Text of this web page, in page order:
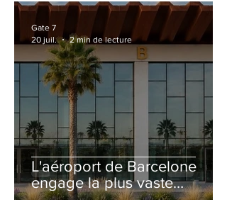
L'aéroport de Barcelone
engage la plus vaste
Gate 7
20 juil.
2 min de lecture